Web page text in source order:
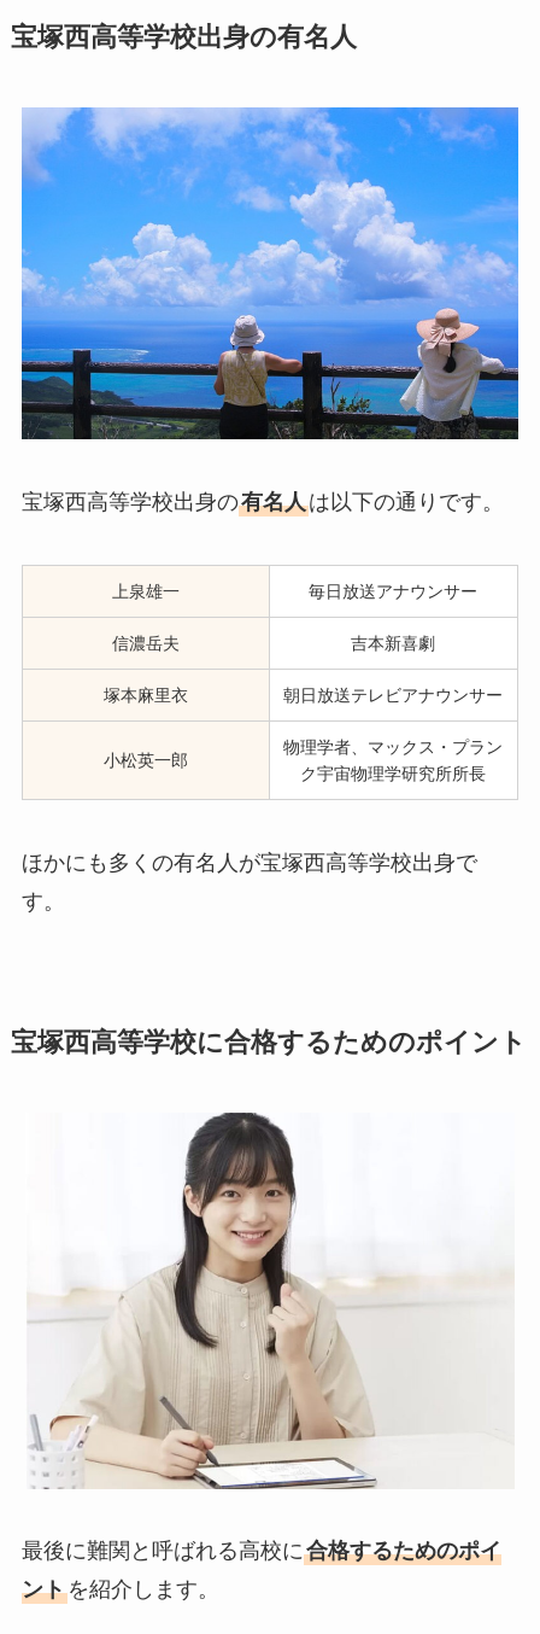
宝塚西高等学校出身の有名人
宝塚西高等学校出身の有名人は以下の通りです。
上泉雄一 毎日放送アナウンサー
信濃岳夫 吉本新喜劇
塚本麻里衣 朝日放送テレビアナウンサー
小松英一郎
物理学者、マックス・プラン
ク宇宙物理学研究所所長
ほかにも多くの有名人が宝塚西高等学校出身で
す。
宝塚西高等学校に合格するためのポイント
最後に難関と呼ばれる高校に合格するためのポイ
ントを紹介します。